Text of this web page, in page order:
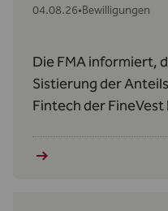
04.08.26•Bewilligungen
Die FMA informiert,
Sistierung der
Fintech der FineVest